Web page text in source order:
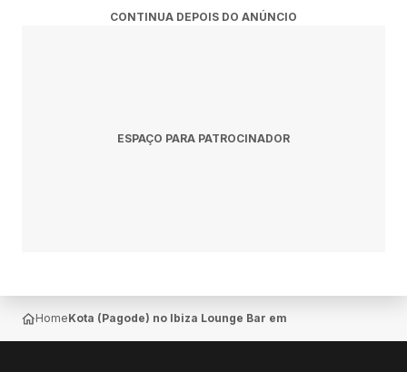
CONTINUA DEPOIS DO ANÚNCIO
ESPAÇO PARA PATROCINADOR
HomeKota (Pagode) no Ibiza Lounge Bar em Presidente